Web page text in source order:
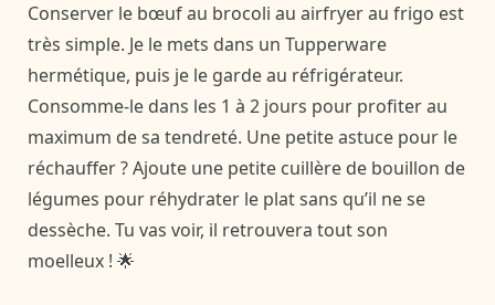
Conserver le bœuf au brocoli au airfryer au frigo est
très simple. Je le mets dans un Tupperware
hermétique, puis je le garde au réfrigérateur.
Consomme-le dans les 1 à 2 jours pour profiter au
maximum de sa tendreté. Une petite astuce pour le
réchauffer ? Ajoute une petite cuillère de bouillon de
légumes pour réhydrater le plat sans qu’il ne se
dessèche. Tu vas voir, il retrouvera tout son
moelleux ! 🌟